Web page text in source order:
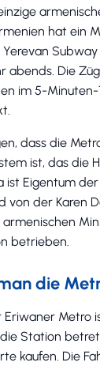
hat ein
Yerevan
abends. Die
im 5-
dass die
ist, das die
ist Eigentum
von der Karen
armenischen
betrieben.
die
Eriwaner Metro
Station
kaufen. Die